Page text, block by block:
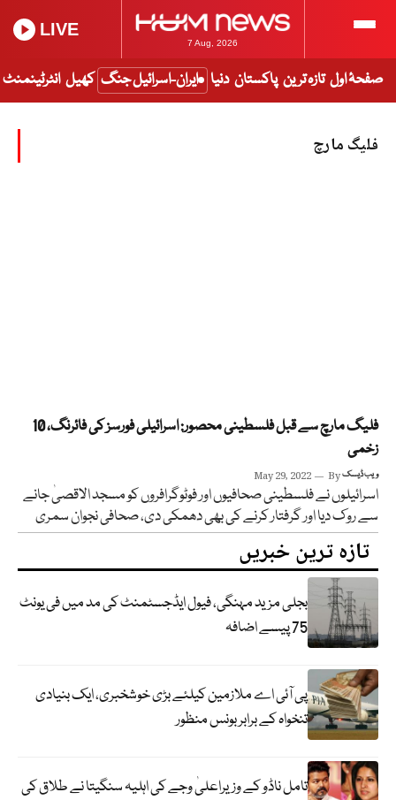
7 Aug, 2026
LIVE
صفحۂ اول تازہ ترین پاکستان دنیا ایران-اسرائیل جنگ کھیل انٹرٹینمنٹ
فلیگ مارچ
فلیگ مارچ سے قبل فلسطینی محصور: اسرائیلی فورسز کی فائرنگ، 10
زخمی
May 29, 2022 Byویب ڈیسک
اسرائیلوں نے فلسطینی صحافیوں اور فوٹوگرافروں کو مسجد الاقصیٰ جانے
سے روک دیا اور گرفتار کرنے کی بھی دھمکی دی، صحافی نجوان سمری
تازہ ترین خبریں
بجلی مزید مہنگی، فیول ایڈجسٹمنٹ کی مد میں فی یونٹ
75 پیسے اضافہ
پی آئی اے ملازمین کیلئے بڑی خوشخبری، ایک بنیادی
تنخواہ کے برابر بونس منظور
تامل ناڈو کے وزیراعلیٰ وجے کی اہلیہ سنگیتا نے طلاق کی